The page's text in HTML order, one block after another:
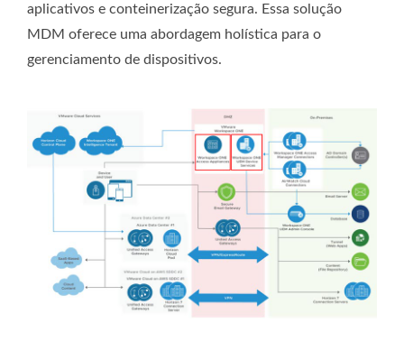
aplicativos e conteinerização segura. Essa solução
MDM oferece uma abordagem holística para o
gerenciamento de dispositivos.